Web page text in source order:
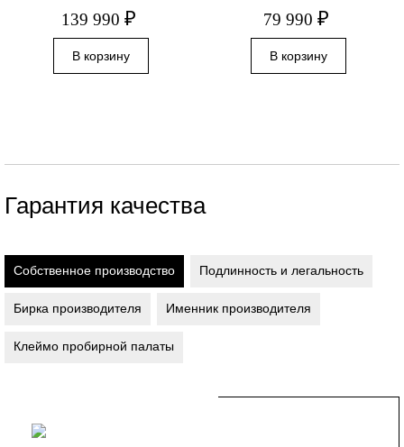
139 990₽
79 990 ₽
Гарантия качества
Собственное производство Подлинность и легальность
Бирка производителя Именник производителя
Клеймо пробирной палаты